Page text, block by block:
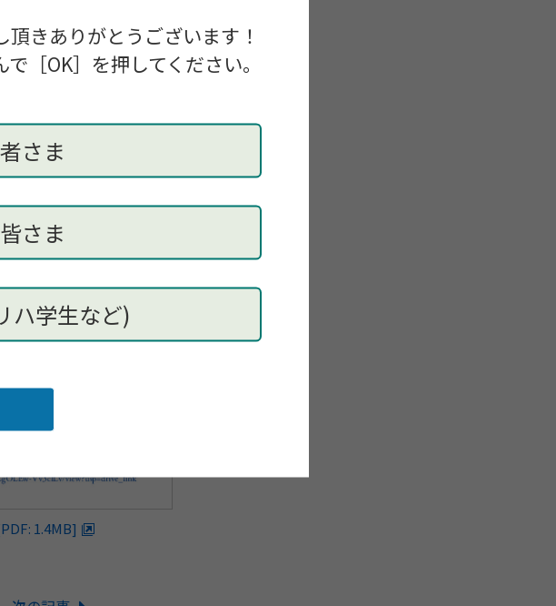
きありがとうございます！
［OK］を押してください。
さま
さま
ハ学生など)
1.4MB]